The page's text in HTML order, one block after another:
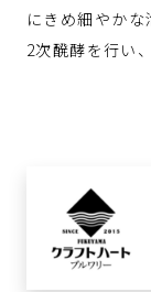
にきめ細やか
2次醗酵を行い